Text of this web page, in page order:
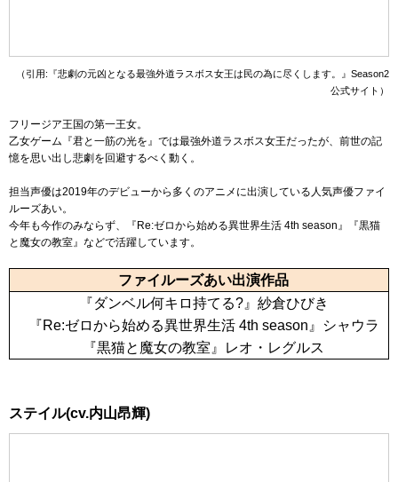
（引用:『悲劇の元凶となる最強外道ラスボス女王は民の為に尽くします。』Season2
公式サイト）
フリージア王国の第一王女。
乙女ゲーム『君と一筋の光を』では最強外道ラスボス女王だったが、前世の記
憶を思い出し悲劇を回避するべく動く。
担当声優は2019年のデビューから多くのアニメに出演している人気声優ファイ
ルーズあい。
今年も今作のみならず、『Re:ゼロから始める異世界生活 4th season』『黒猫
と魔女の教室』などで活躍しています。
ファイルーズあい出演作品
『ダンベル何キロ持てる?』紗倉ひびき
『Re:ゼロから始める異世界生活 4th season』シャウラ
『黒猫と魔女の教室』レオ・レグルス
ステイル(cv.内山昂輝)